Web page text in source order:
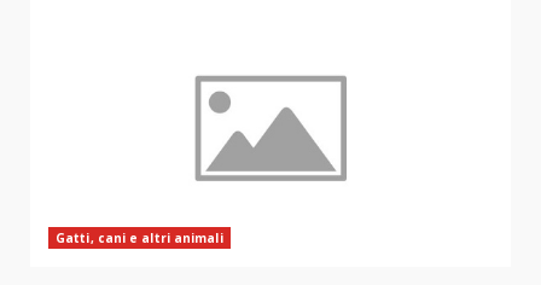
Gatti, cani e altri animali